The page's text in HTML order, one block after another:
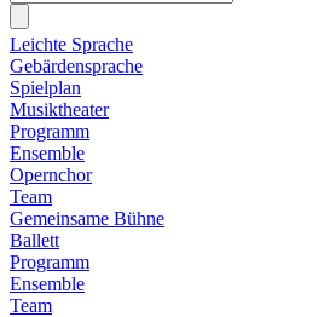
Leichte Sprache
Gebärdensprache
Spielplan
Musiktheater
Programm
Ensemble
Opernchor
Team
Gemeinsame Bühne
Ballett
Programm
Ensemble
Team